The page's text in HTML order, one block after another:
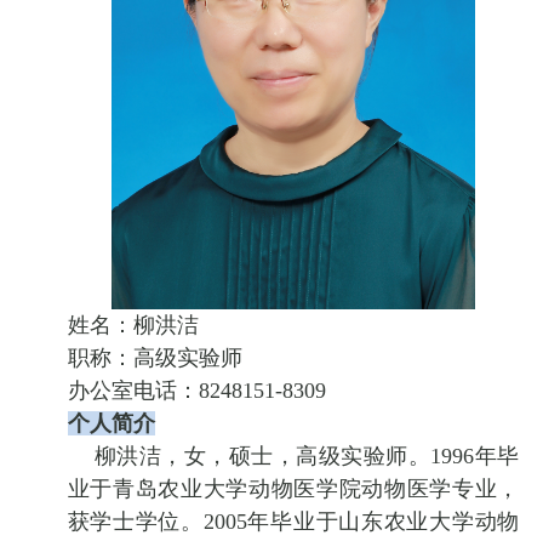
姓名：柳洪洁
职称：高级实验师
办公室电话：8248151-8309
个人简介
柳洪洁，女，硕士，高级实验师。1996年毕
业于青岛农业大学动物医学院动物医学专业，
获学士学位。2005年毕业于山东农业大学动物